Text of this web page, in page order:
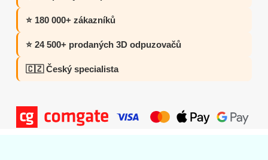
⭐ 180 000+ zákazníků
⭐ 24 500+ prodaných 3D odpuzovačů
🇨🇿 Český specialista